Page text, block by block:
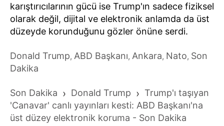
karıştırıcılarının gücü ise Trump'ın sadece fiziksel
olarak değil, dijital ve elektronik anlamda da üst
düzeyde korunduğunu gözler önüne serdi.
Donald Trump, ABD Başkanı, Ankara, Nato, Son
Dakika
Son Dakika › Donald Trump › Trump'ı taşıyan
'Canavar' canlı yayınları kesti: ABD Başkanı'na
üst düzey elektronik koruma - Son Dakika